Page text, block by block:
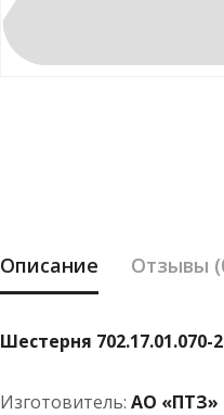
Описание Отзывы
Шестерня
Изготовитель: АО «ПТЗ»